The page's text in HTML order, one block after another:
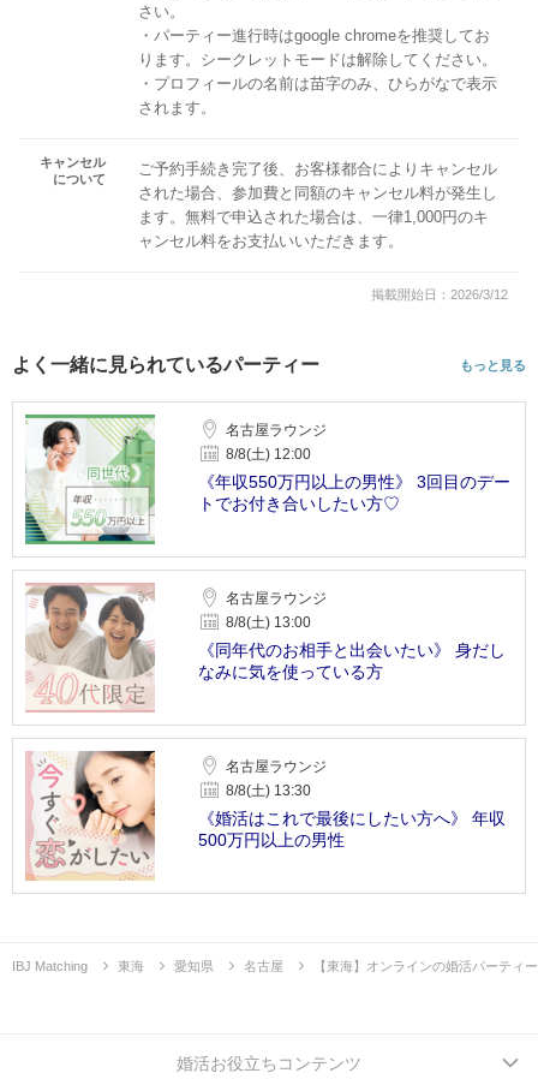
さい。
・パーティー進行時はgoogle chromeを推奨してお
ります。シークレットモードは解除してください。
・プロフィールの名前は苗字のみ、ひらがなで表示
されます。
キャンセル
について
ご予約手続き完了後、お客様都合によりキャンセル
された場合、参加費と同額のキャンセル料が発生し
ます。無料で申込された場合は、一律1,000円のキ
ャンセル料をお支払いいただきます。
掲載開始日：2026/3/12
よく一緒に見られているパーティー もっと見る
名古屋ラウンジ
8/8(土) 12:00
《年収550万円以上の男性》 3回目のデー
トでお付き合いしたい方♡
名古屋ラウンジ
8/8(土) 13:00
《同年代のお相手と出会いたい》 身だし
なみに気を使っている方
名古屋ラウンジ
8/8(土) 13:30
《婚活はこれで最後にしたい方へ》 年収
500万円以上の男性
IBJ Matching 東海 愛知県 名古屋 【東海】オンラインの婚活パーティー
婚活お役立ちコンテンツ